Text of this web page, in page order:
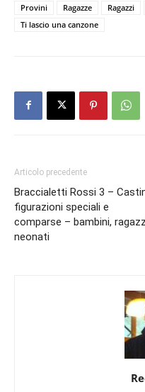
Provini
Ragazze Ragazzi
Ti lascio una canzone
Articolo precedente
Braccialetti Rossi 3 –
figurazioni speciali e
comparse – bambini,
neonati